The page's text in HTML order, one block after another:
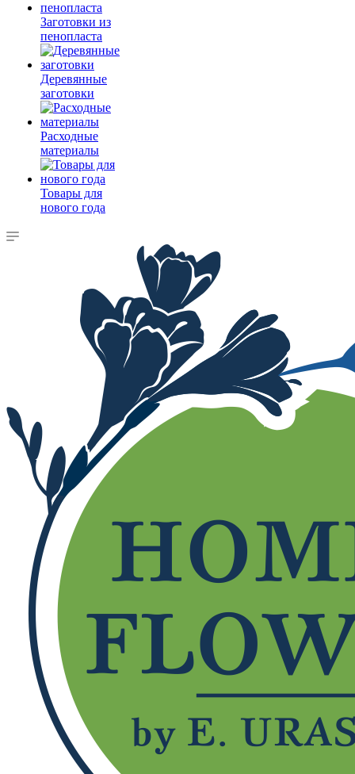
Заготовки из
пенопласта
Деревянные
заготовки
Расходные
материалы
Товары для
нового года